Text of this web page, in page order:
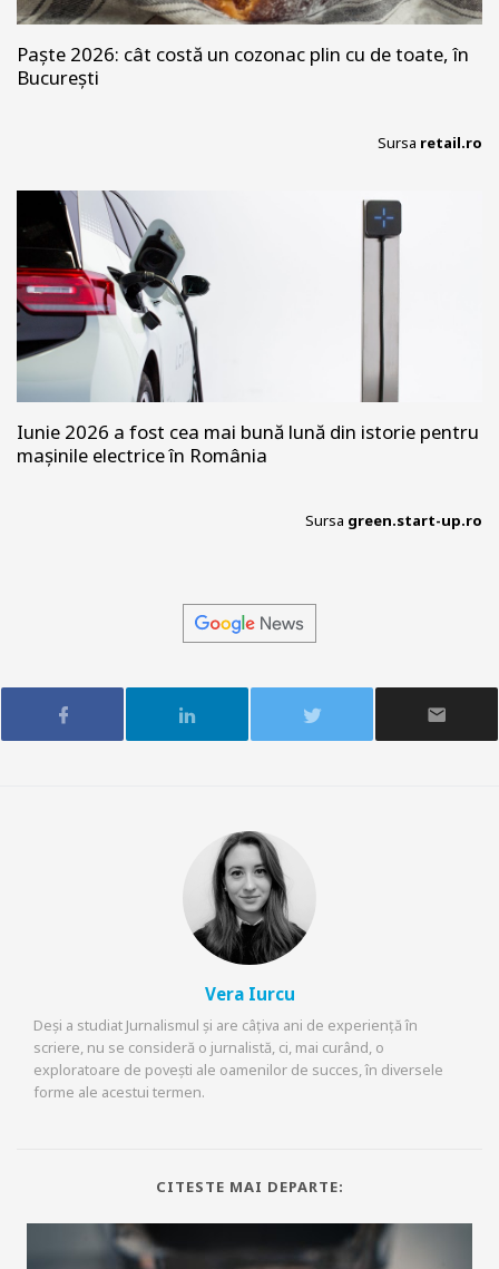
Paște 2026: cât costă un cozonac plin cu de toate, în
București
Sursa retail.ro
Iunie 2026 a fost cea mai bună lună din istorie pentru
mașinile electrice în România
Sursa green.start-up.ro
Vera Iurcu
Deși a studiat Jurnalismul și are câțiva ani de experiență în
scriere, nu se consideră o jurnalistă, ci, mai curând, o
exploratoare de povești ale oamenilor de succes, în diversele
forme ale acestui termen.
CITESTE MAI DEPARTE: